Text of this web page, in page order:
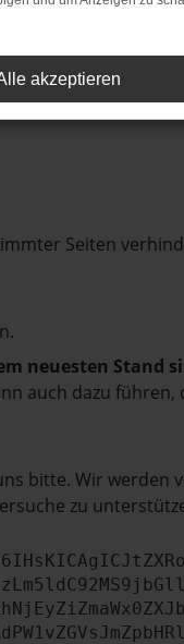
Seiten
neuesten Stand
auch dazu führen,
bitte. Wir werden
zu
akzeptieren